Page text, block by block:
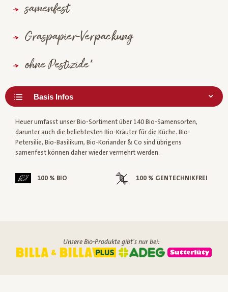
samenfest
Graspapier-Verpackung
ohne Pestizide*
Heuer umfasst unser Bio-Sortiment über 140 Bio-Samensorten,
darunter auch die beliebtesten Bio-Kräuter für die Küche. Bio-
Petersilie, Bio-Basilikum, Bio-Koriander & Co sind übrigens
samenfest können daher wieder vermehrt werden.
100 % BIO 100 % GENTECHNIKFREI
Unsere Bio-Produkte gibt's nur bei: